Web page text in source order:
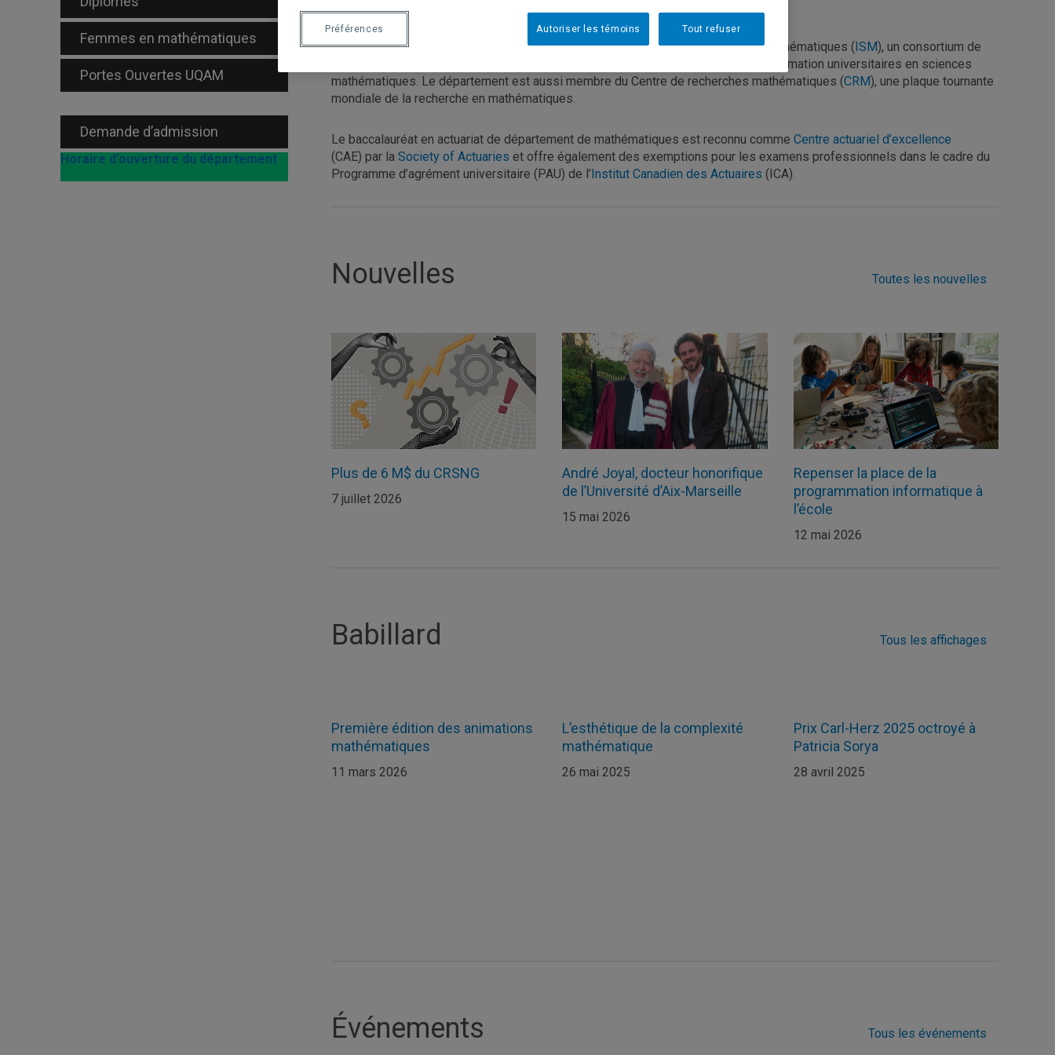
Femmes en mathématiques
Portes Ouvertes UQAM
Demande d’admission
Horaire d’ouverture du département
Le Département de mathématiques de l'UQAM héberge l'Institut des sciences mathématiques ( ISM), un consortium de
huit universités québécoises dont l'objectif est de promouvoir la recherche et la formation universitaires en sciences
mathématiques. Le département est aussi membre du Centre de recherches mathématiques (CRM), une plaque tournante
mondiale de la recherche en mathématiques.
Le baccalauréat en actuariat de département de mathématiques est reconnu comme Centre actuariel d’excellence
(CAE) par la Society of Actuaries et offre également des exemptions pour les examens professionnels dans le cadre du
Programme d’agrément universitaire (PAU) de l’ Institut Canadien des Actuaires (ICA).
Nouvelles Toutes les nouvelles
Plus de 6 M$ du CRSNG
7 juillet 2026
André Joyal, docteur honorifique
de l’Université d’Aix-Marseille
15 mai 2026
Repenser la place de la
programmation informatique à
l’école
12 mai 2026
Babillard Tous les affichages
Première édition des animations
mathématiques
11 mars 2026
L’esthétique de la complexité
mathématique
26 mai 2025
Prix Carl-Herz 2025 octroyé à
Patricia Sorya
28 avril 2025
Événements Tous les événements
Tout refuser
Autoriser les témoins
Préférences